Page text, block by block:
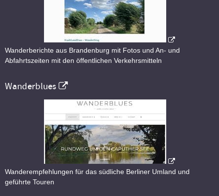
Wanderberichte aus Brandenburg mit Fotos und An- und
Abfahrtszeiten mit den öffentlichen Verkehrsmitteln
Wanderblues
Wanderempfehlungen für das südliche Berliner Umland und
geführte Touren